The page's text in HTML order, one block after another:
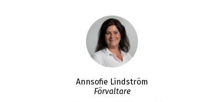
Annsofie Lindström
Förvaltare